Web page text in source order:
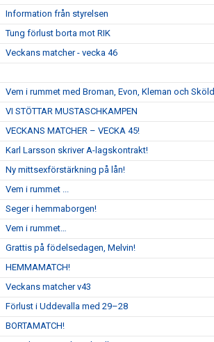
Information från styrelsen
Tung förlust borta mot RIK
Veckans matcher - vecka 46
Vem i rummet med Broman, Evon, Kleman och Sköld
VI STÖTTAR MUSTASCHKAMPEN
VECKANS MATCHER – VECKA 45!
Karl Larsson skriver A-lagskontrakt!
Ny mittsexförstärkning på lån!
Vem i rummet ...
Seger i hemmaborgen!
Vem i rummet…
Grattis på födelsedagen, Melvin!
HEMMAMATCH!
Veckans matcher v43
Förlust i Uddevalla med 29–28
BORTAMATCH!